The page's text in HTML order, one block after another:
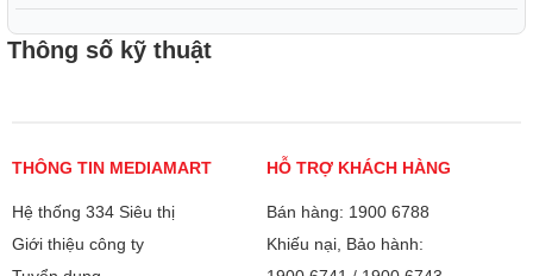
4. HƯỚNG DẪN BẢO QUẢN:
Bảo vệ khỏi ánh sáng mặt trời trực tiếp.
Chỉ giữ ở những nơi khô ráo, thoáng mát và thông gió tốt.
5. LƯU Ý KHI SỬ DỤNG NƯỚC VỆ SINH MÁY RỬA BÁT
Thông số kỹ thuật
THÔNG TIN MEDIAMART
Hệ thống 334 Siêu thị
Giới thiệu công ty
HỖ TRỢ KHÁCH HÀNG
Bán hàng: 1900 6788
Khiếu nại, Bảo hành: